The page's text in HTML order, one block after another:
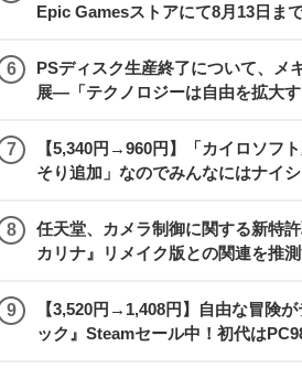
Epic Gamesストアにて8月13日ま
PSディスク生産終了について、メ
展―「テクノロジーは自由を拡大す
【5,340円→960円】「カイロソフ
そり追加」なのでみんなにはナイシ
任天堂、カメラ制御に関する新特
カリナ』リメイク版との関連を推
【3,520円→1,408円】自由な冒険
ック』Steamセール中！初代は